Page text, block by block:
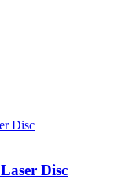
Disc